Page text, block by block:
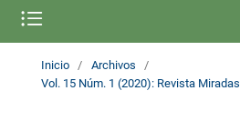
Inicio / Archivos
/
Vol. 15 Núm. 1 (2020): Revista Miradas